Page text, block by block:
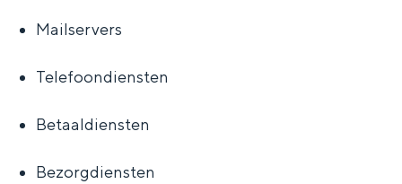
Mailservers
Telefoondiensten
Betaaldiensten
Bezorgdiensten